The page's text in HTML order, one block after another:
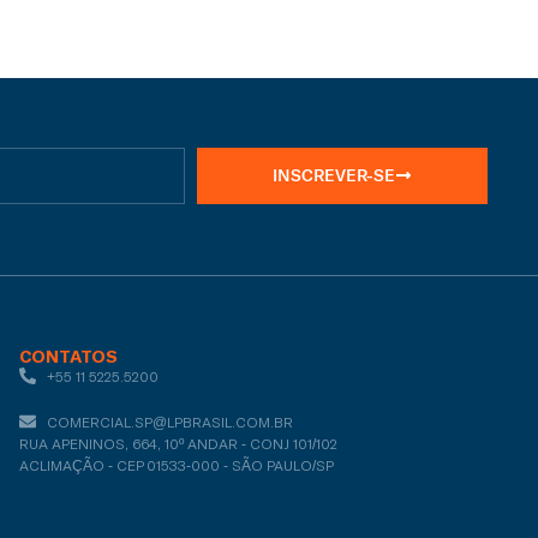
INSCREVER-SE
CONTATOS
+55 11 5225.5200
COMERCIAL.SP@LPBRASIL.COM.BR
RUA APENINOS, 664, 10º ANDAR - CONJ 101/102
ACLIMAÇÃO - CEP 01533-000 - SÃO PAULO/SP